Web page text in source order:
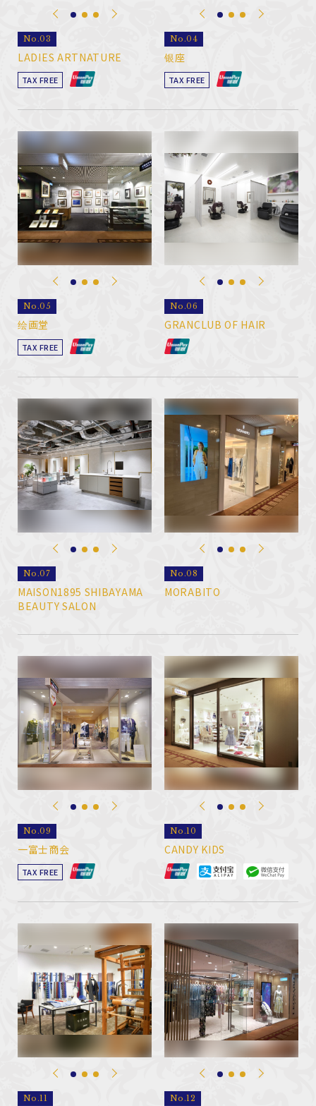
No.03
LADIES ARTNATURE
TAX FREE
No.04
银座
TAX FREE
No.05
绘画堂
TAX FREE
No.06
GRANCLUB OF HAIR
No.07
MAISON1895 SHIBAYAMA
BEAUTY SALON
No.08
MORABITO
No.09
一富士商会
TAX FREE
No.10
CANDY KIDS
No.11 No.12